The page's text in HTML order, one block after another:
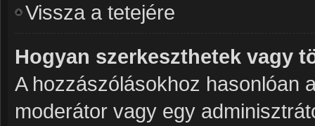
Vissza a tetejére
Hogyan szerkeszthetek vagy
A hozzászólásokhoz hasonlóan
moderátor vagy egy